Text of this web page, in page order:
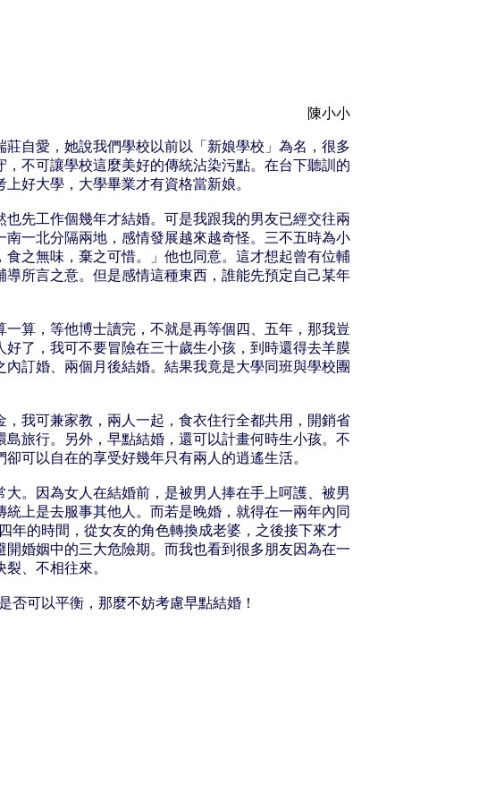
陳小小
自愛，她說我們學校以前以「新娘學校」為名，很多
不可讓學校這麼美好的傳統沾染污點。在台下聽訓的
好大學，大學畢業才有資格當新娘。
先工作個幾年才結婚。可是我跟我的男友已經交往兩
一北分隔兩地，感情發展越來越奇怪。三不五時為小
之無味，棄之可惜。」他也同意。這才想起曾有位輔
所言之意。但是感情這種東西，誰能先預定自己某年
算，等他博士讀完，不就是再等個四、五年，那我豈
了，我可不要冒險在三十歲生小孩，到時還得去羊膜
訂婚、兩個月後結婚。結果我竟是大學同班與學校團
我可兼家教，兩人一起，食衣住行全都共用，開銷省
旅行。另外，早點結婚，還可以計畫何時生小孩。不
可以自在的享受好幾年只有兩人的逍遙生活。
。因為女人在結婚前，是被男人捧在手上呵護、被男
上是去服事其他人。而若是晚婚，就得在一兩年內同
年的時間，從女友的角色轉換成老婆，之後接下來才
婚姻中的三大危險期。而我也看到很多朋友因為在一
、不相往來。
否可以平衡，那麼不妨考慮早點結婚！